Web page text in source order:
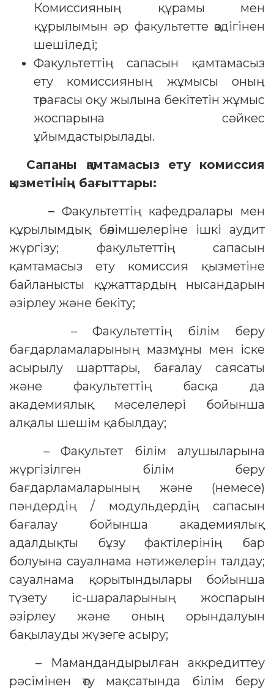
Комиссияның құрамы мен
құрылымын әр факультетте өздігінен
шешіледі;
Факультеттің сапасын қамтамасыз
ету комиссияның жұмысы оның
төрағасы оқу жылына бекітетін жұмыс
жоспарына сәйкес
ұйымдастырылады.
Сапаны қамтамасыз ету комиссия
қызметінің бағыттары:
–Факультеттің кафедралары мен
құрылымдық бөлімшелеріне ішкі аудит
жүргізу; факультеттің сапасын
қамтамасыз ету комиссия қызметіне
байланысты құжаттардың нысандарын
әзірлеу және бекіту;
– Факультеттің білім беру
бағдарламаларының мазмұны мен іске
асырылу шарттары, бағалау саясаты
және факультеттің басқа да
академиялық мәселелері бойынша
алқалы шешім қабылдау;
– Факультет білім алушыларына
жүргізілген білім беру
бағдарламаларының және (немесе)
пәндердің / модульдердің сапасын
бағалау бойынша академиялық
адалдықты бұзу фактілерінің бар
болуына сауалнама нәтижелерін талдау;
сауалнама қорытындылары бойынша
түзету іс-шараларының жоспарын
әзірлеу және оның орындалуын
бақылауды жүзеге асыру;
– Мамандандырылған аккредиттеу
рәсімінен өту мақсатында білім беру